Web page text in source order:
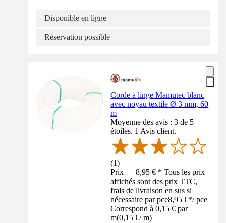
Disponible en ligne
Réservation possible
Corde à linge Mamutec blanc
avec noyau textile Ø 3 mm, 60
m
Moyenne des avis : 3 de 5
étoiles. 1 Avis client.
(1)
Prix — 8,95 € * Tous les prix
affichés sont des prix TTC,
frais de livraison en sus si
nécessaire par pce8,95 €*/ pce
Correspond à 0,15 € par
m(0,15 €/ m)